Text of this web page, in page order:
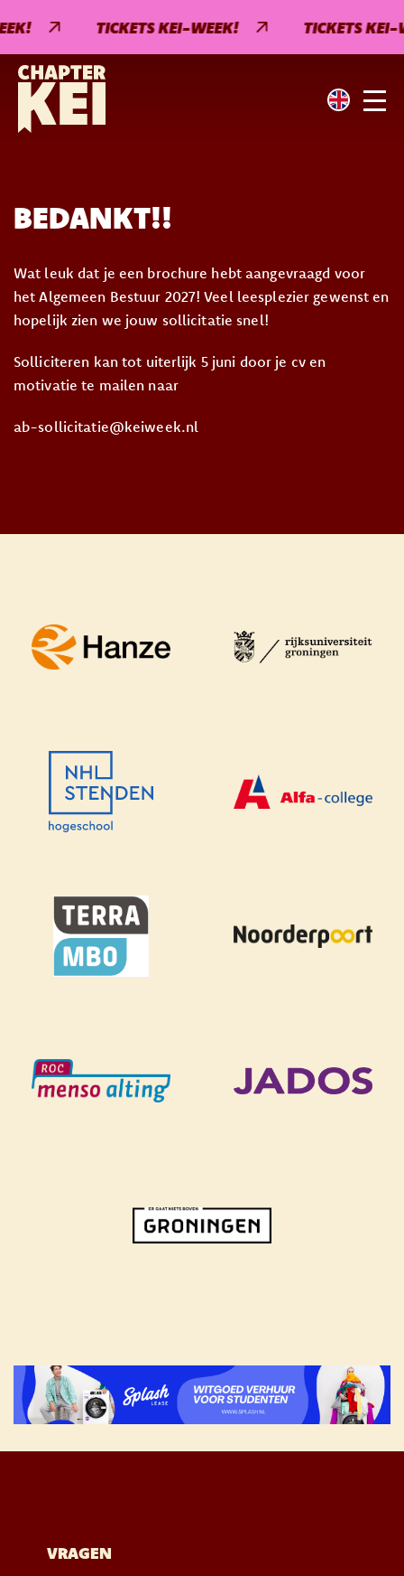
TICKETS KEI-WEEK! TICKETS KEI-
BEDANKT!!
Wat leuk dat je een brochure hebt aangevraagd voor
het Algemeen Bestuur 2027! Veel leesplezier gewenst en
hopelijk zien we jouw sollicitatie snel!
Solliciteren kan tot uiterlijk 5 juni door je cv en
motivatie te mailen naar
ab-sollicitatie@keiweek.nl
VRAGEN